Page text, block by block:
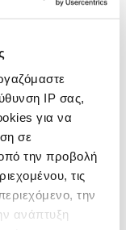
IP σας,
για να
σε
την προβολή
τις
την
ανάπτυξη
προκλήσεις
του Borana
ομαλά και
τον εντοπισμό
έπαιξε
ελαττωματικού
-
το ζώο